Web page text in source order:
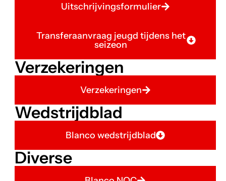
Uitschrijvingsformulier
Transferaanvraag jeugd tijdens het
seizeon
Verzekeringen
Verzekeringen
Wedstrijdblad
Blanco wedstrijdblad
Diverse